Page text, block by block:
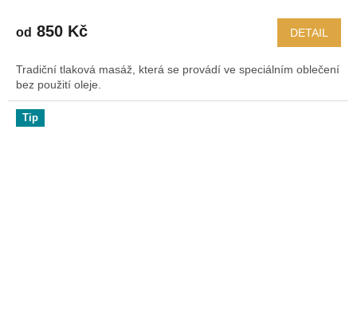
od 850 Kč DETAIL
Tradiční tlaková masáž, která se provádí ve speciálním oblečení
bez použití oleje.
Tip